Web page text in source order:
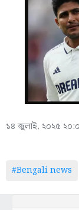
১৪ জুলাই, ২০২৫
#Bengali news